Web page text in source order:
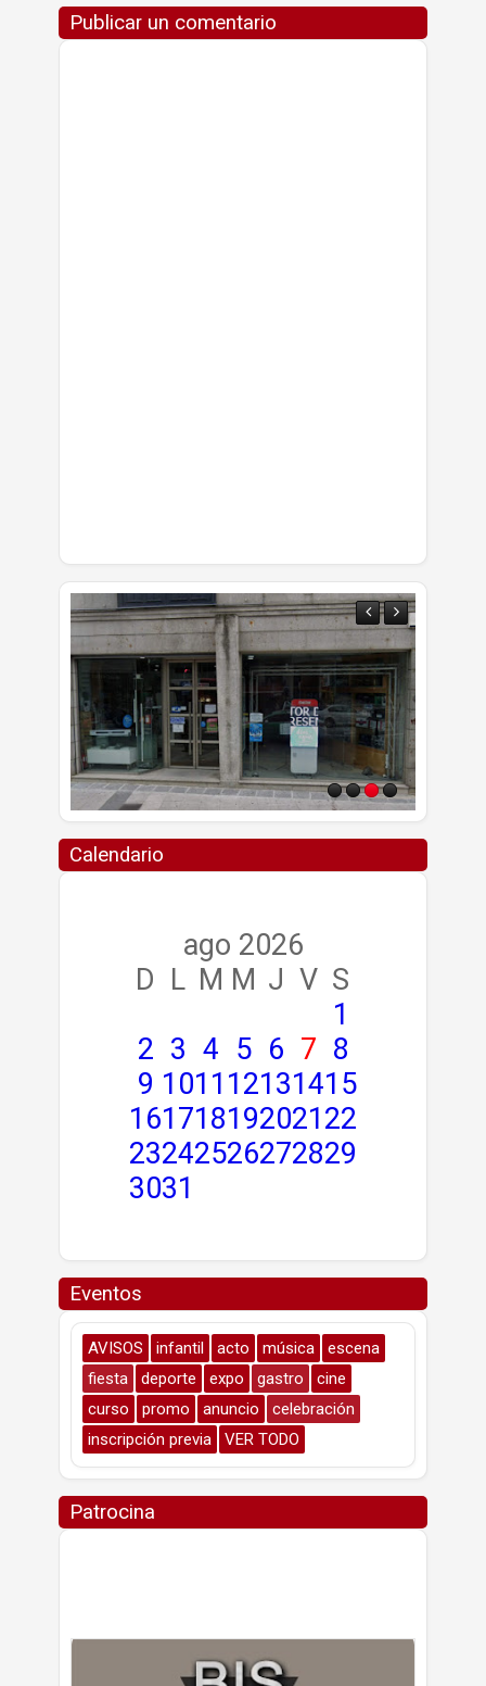
Publicar un comentario
Calendario
ago 2026
D L M M J V S
1
2 3 4 5 6 7 8
9 1011 12131415
16171819202122
23242526272829
3031
Eventos
AVISOS infantil acto música
escena
fiesta
deporte expo gastro
cine
curso
promo anuncio
celebración
inscripción previa
VER TODO
Patrocina